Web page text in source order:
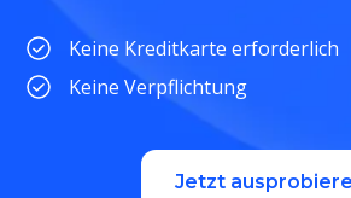
Keine Kreditkarte erforderlich
Keine Verpflichtung
Jetzt